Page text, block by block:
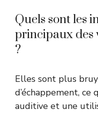
Quels sont les
principaux des
?
Elles sont plus
d’échappement,
auditive et une